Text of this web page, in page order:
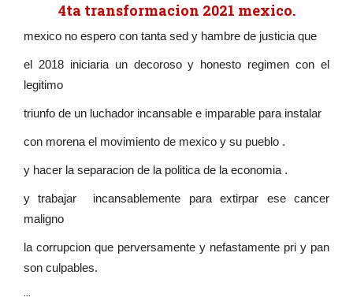
4ta transformacion 2021 mexico.
mexico no espero con tanta sed y hambre de justicia que
el 2018 iniciaria un decoroso y honesto regimen con el
legitimo
triunfo de un luchador incansable e imparable para instalar
con morena el movimiento de mexico y su pueblo .
y hacer la separacion de la politica de la economia .
y trabajar incansablemente para extirpar ese cancer
maligno
la corrupcion que perversamente y nefastamente pri y pan
son culpables.
...